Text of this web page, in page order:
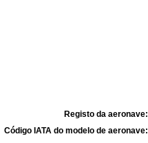
Registo da aeronave:
Código IATA do modelo de aeronave: